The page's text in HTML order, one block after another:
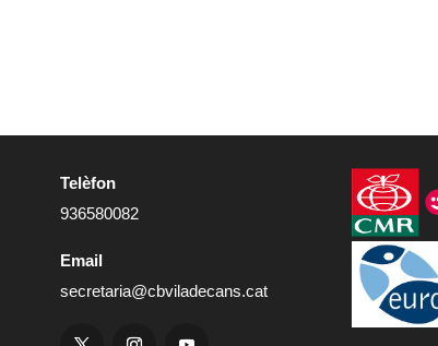
Telèfon
936580082
Email
secretaria@cbviladecans.cat